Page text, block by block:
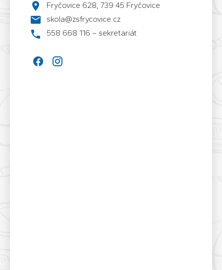
Fryčovice 628, 739 45 Fryčovice
skola@zsfrycovice.cz
558 668 116 – sekretariát